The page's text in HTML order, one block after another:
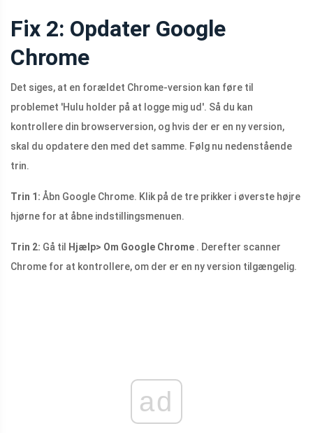
Fix 2: Opdater Google
Chrome
Det siges, at en forældet Chrome-version kan føre til
problemet 'Hulu holder på at logge mig ud'. Så du kan
kontrollere din browserversion, og hvis der er en ny version,
skal du opdatere den med det samme. Følg nu nedenstående
trin.
Trin 1: Åbn Google Chrome. Klik på de tre prikker i øverste højre
hjørne for at åbne indstillingsmenuen.
Trin 2: Gå til Hjælp> Om Google Chrome . Derefter scanner
Chrome for at kontrollere, om der er en ny version tilgængelig.
ad